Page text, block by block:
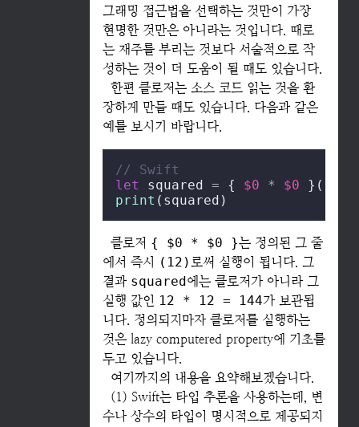
그래밍 접근법을 선택하는 것만이 가장
현명한 것만은 아니라는 것입니다. 때로
는 재주를 부리는 것보다 서술적으로 작
성하는 것이 더 도움이 될 때도 있습니다.
한편 클로저는 소스 코드 읽는 것을 환
장하게 만들 때도 있습니다. 다음과 같은
예를 보시기 바랍니다.
// Swift
let squared = { $0 * $0 }(
print (squared)
클로저 { $0 * $0 }는 정의된 그 줄
에서 즉시
(12)로써 실행이 됩니다. 그
결과 squared 에는 클로저가 아니라 그
실행 값인 12 * 12 = 144가 보관됩
니다. 정의되지마자 클로저를 실행하는
것은 lazy computered property에 기초를
두고 있습니다.
여기까지의 내용을 요약해보겠습니다.
(1) Swift는 타입 추론을 사용하는데, 변
수나 상수의 타입이 명시적으로 제공되지